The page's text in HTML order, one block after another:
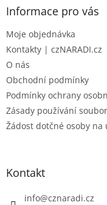
Informace pro vás
Moje objednávka
Kontakty | czNARADI.cz
O nás
Obchodní podmínky
Podmínky ochrany
Zásady používání
Žádost dotčné osoby
Kontakt
info@cznaradi.cz